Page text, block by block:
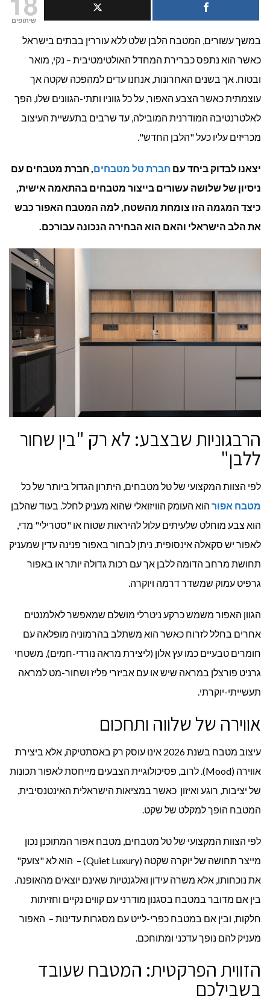
שיתופים
במשך עשורים, המטבח הלבן שלט ללא עוררין בבתים בישראל
כאשר הוא נתפס כברירת המחדל האולטימטיבית – נקי, מואר
ובטוח. אך בשנים האחרונות, אנחנו עדים למהפכה שקטה אך
עוצמתית כאשר הצבע האפור, על כל גווניו ותתי-הגוונים שלו, הפך
לאלטרנטיבה המודרנית המובילה, עד שרבים בתעשיית העיצוב
מכריזים עליו כעל "הלבן החדש".
יצאנו לבדוק ביחד עם חברת טל מטבחים, חברת מטבחים עם
ניסיון של שלושה עשורים בייצור מטבחים בהתאמה אישית,
כיצד המגמה הזו צומחת מהשטח, למה המטבח האפור כבש
את הלב הישראלי והאם הוא הבחירה הנכונה עבורכם.
הרבגוניות שבצבע: לא רק "בין שחור
ללבן"
לפי הצוות המקצועי של טל מטבחים, היתרון הגדול ביותר של כל
מטבח אפור הוא העומק הוויזואלי שהוא מעניק לחלל. בעוד שהלבן
הוא צבע מוחלט שלעיתים עלול להיראות שטוח או "סטרילי" מדי,
לאפור יש סקאלה אינסופית. ניתן לבחור באפור פנינה עדין שמעניק
תחושת מרחב הדומה ללבן אך עם רכות גדולה יותר או באפור
גרפיט עמוק שמשדר דרמה ויוקרה.
הגוון האפור משמש כרקע ניטרלי מושלם שמאפשר לאלמנטים
אחרים בחלל לזרוח כאשר הוא משתלב בהרמוניה מופלאה עם
חומרים טבעיים כמו עץ אלון (ליצירת מראה נורדי-חמים), משטחי
גרניט פורצלן במראה שיש או עם אביזרי פליז ושחור-מט למראה
תעשייתי-יוקרתי.
אווירה של שלווה ותחכום
עיצוב מטבח בשנת 2026 אינו עוסק רק באסתטיקה, אלא ביצירת
אווירה (Mood). לרוב, פסיכולוגיית הצבעים מייחסת לאפור תכונות
של יציבות, רוגע ואיזון כאשר במציאות הישראלית האינטנסיבית,
המטבח הופך למקלט של שקט.
לפי הצוות המקצועי של טל מטבחים, מטבח אפור המתוכנן נכון
מייצר תחושה של יוקרה שקטה (Quiet Luxury) – הוא לא "צועק"
את נוכחותו, אלא משרה עידון ואלגנטיות שאינם יוצאים מהאופנה.
בין אם מדובר במטבח בסגנון מודרני עם קווים נקיים וחזיתות
חלקות, ובין אם במטבח כפרי-לייט עם מסגרות עדינות – האפור
מעניק להם נופך עדכני ומתוחכם.
הזווית הפרקטית: המטבח שעובד
בשבילכם